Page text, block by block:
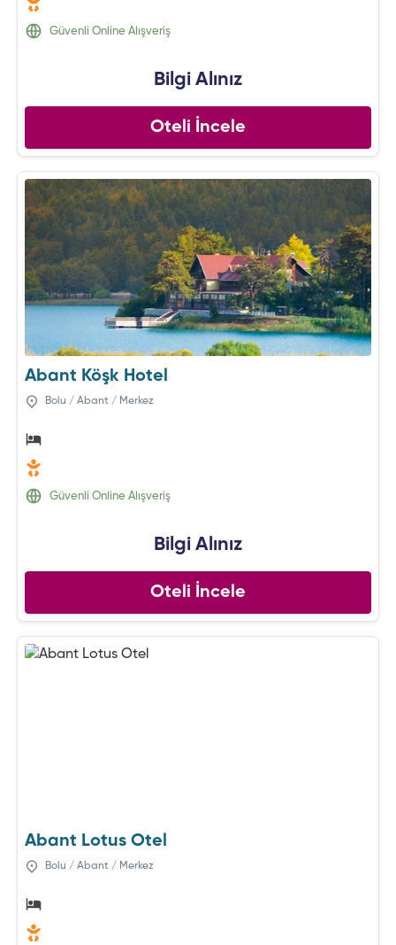
Güvenli Online Alışveriş
Bilgi Alınız
Oteli İncele
Abant Köşk Hotel
Bolu / Abant / Merkez
Güvenli Online Alışveriş
Bilgi Alınız
Oteli İncele
Abant Lotus Otel
Bolu / Abant / Merkez